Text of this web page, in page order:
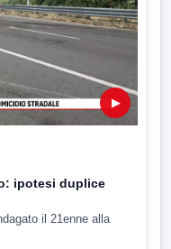
▶
ipotesi duplice
il 21enne alla